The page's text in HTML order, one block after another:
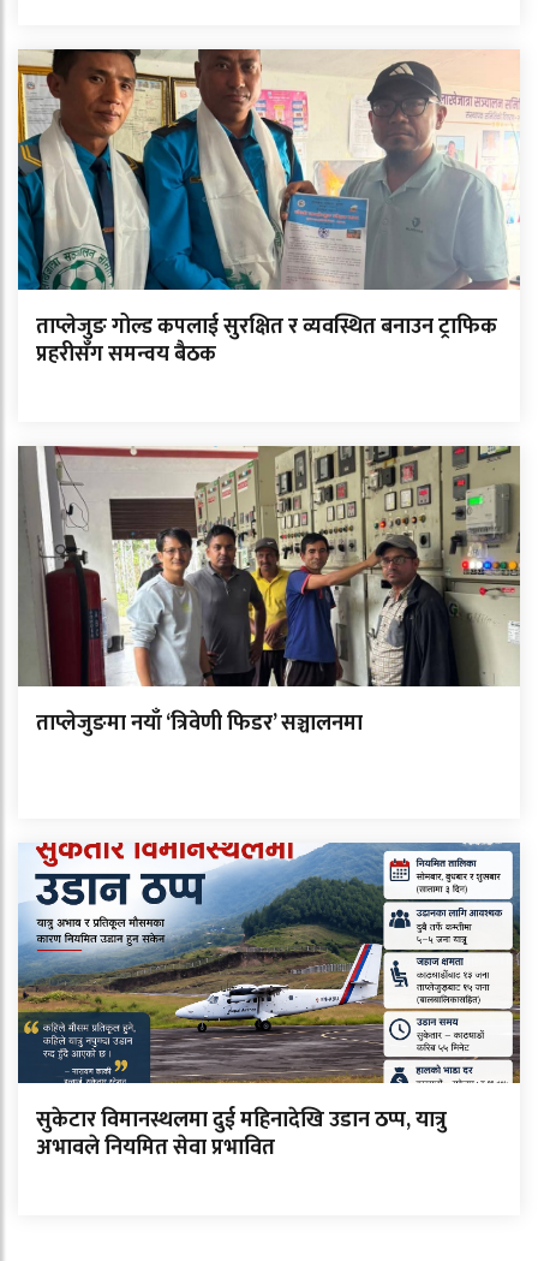
ताप्लेजुङ गोल्ड कपलाई सुरक्षित र व्यवस्थित बनाउन ट्राफिक
प्रहरीसँग समन्वय बैठक
ताप्लेजुङमा नयाँ ‘त्रिवेणी फिडर’ सञ्चालनमा
सुकेटार विमानस्थलमा दुई महिनादेखि उडान ठप्प, यात्रु
अभावले नियमित सेवा प्रभावित